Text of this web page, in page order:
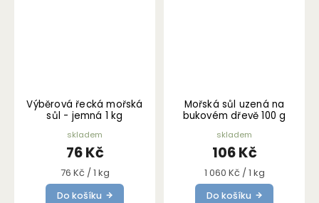
Výběrová řecká mořská
sůl - jemná 1 kg
skladem
76 Kč
Měrná
cena:
76 Kč / 1 kg
Do košíku
Mořská sůl uzená na
bukovém dřevě 100 g
skladem
106 Kč
Měrná
cena:
1 060 Kč / 1 kg
Do košíku